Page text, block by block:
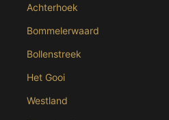
Achterhoek
Bommelerwaard
Bollenstreek
Het Gooi
Westland